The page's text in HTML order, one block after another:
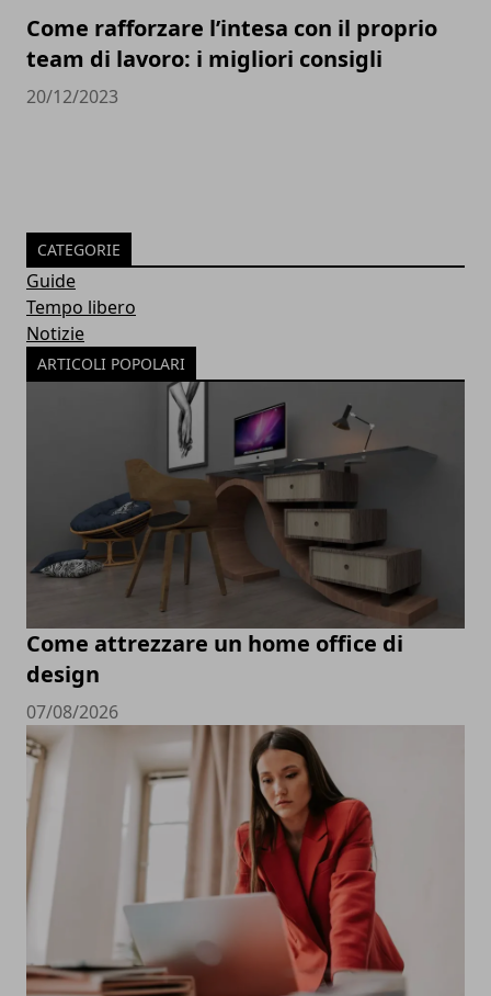
Come rafforzare l’intesa con il proprio
team di lavoro: i migliori consigli
20/12/2023
CATEGORIE
Guide
Tempo libero
Notizie
ARTICOLI POPOLARI
Come attrezzare un home office di
design
07/08/2026